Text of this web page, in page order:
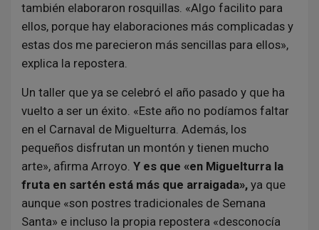
también elaboraron rosquillas. «Algo facilito para
ellos, porque hay elaboraciones más complicadas y
estas dos me parecieron más sencillas para ellos»,
explica la repostera.
Un taller que ya se celebró el año pasado y que ha
vuelto a ser un éxito. «Este año no podíamos faltar
en el Carnaval de Miguelturra. Además, los
pequeños disfrutan un montón y tienen mucho
arte», afirma Arroyo. Y es que «en Miguelturra la
fruta en sartén está más que arraigada», ya que
aunque «son postres tradicionales de Semana
Santa» e incluso la propia repostera «desconocía